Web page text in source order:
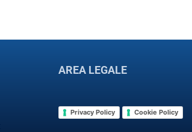
AREA LEGALE
Privacy Policy Cookie Policy